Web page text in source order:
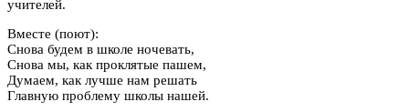
учителей.
Вместе (поют):
Снова будем в школе ночевать,
Снова мы, как проклятые пашем,
Думаем, как лучше нам решать
Главную проблему школы нашей.